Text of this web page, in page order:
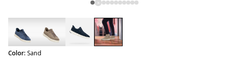
Color: Sand